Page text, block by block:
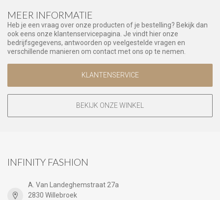
MEER INFORMATIE
Heb je een vraag over onze producten of je bestelling? Bekijk dan
ook eens onze klantenservicepagina. Je vindt hier onze
bedrijfsgegevens, antwoorden op veelgestelde vragen en
verschillende manieren om contact met ons op te nemen.
KLANTENSERVICE
BEKIJK ONZE WINKEL
INFINITY FASHION
A. Van Landeghemstraat 27a
2830 Willebroek